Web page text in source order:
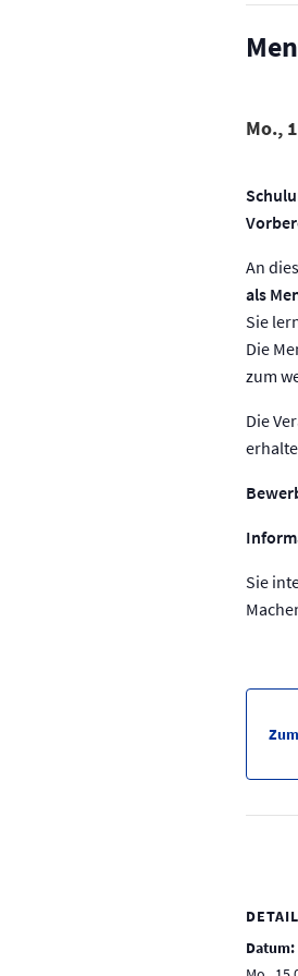
Mo.,
An
als
Sie
Die
zum
Die
Sie
Datum: